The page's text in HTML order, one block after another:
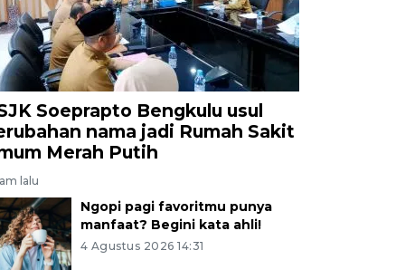
Soeprapto Bengkulu usul
nama jadi Rumah Sakit
Merah Putih
lalu
Ngopi pagi favoritmu punya
manfaat? Begini kata ahli!
4 Agustus 2026 14:31